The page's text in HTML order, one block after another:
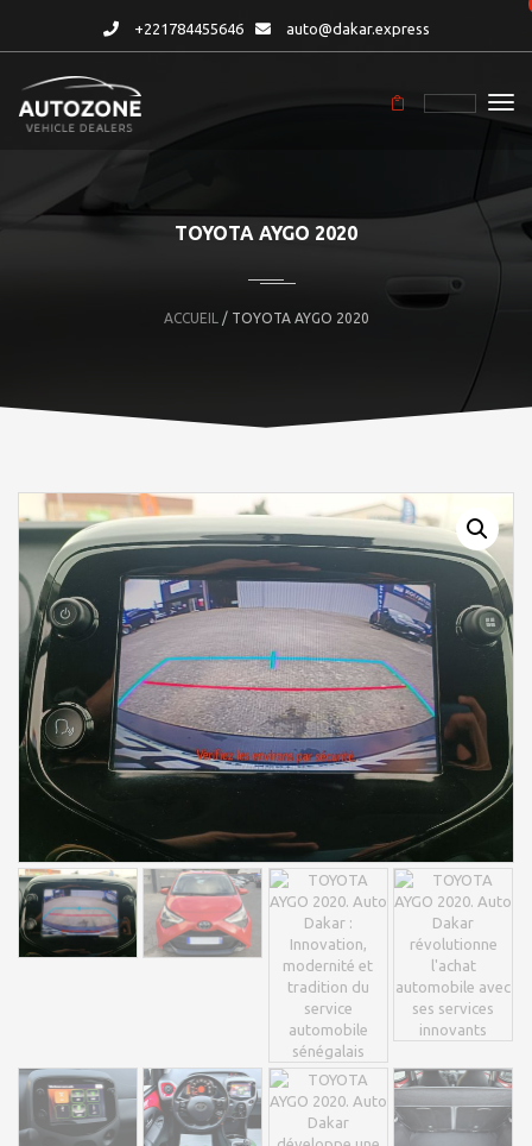
+221784455646 auto@dakar.express
TOYOTA AYGO 2020
ACCUEIL / TOYOTA AYGO 2020